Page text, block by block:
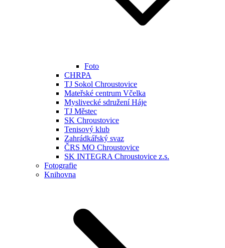
Foto
CHRPA
TJ Sokol Chroustovice
Mateřské centrum Včelka
Myslivecké sdružení Háje
TJ Městec
SK Chroustovice
Tenisový klub
Zahrádkářský svaz
ČRS MO Chroustovice
SK INTEGRA Chroustovice z.s.
Fotografie
Knihovna